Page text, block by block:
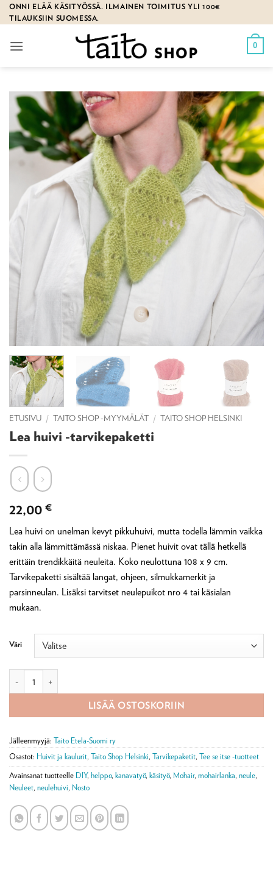
Skip
to
ONNI ELÄÄ KÄSITYÖSSÄ. ILMAINEN TOIMITUS YLI 100€
TILAUKSIIN SUOMESSA.
0
ETUSIVU / TAITO SHOP -MYYMÄLÄT / TAITO SHOP HELSINKI
Lea huivi -tarvikepaketti
22,00 €
Lea huivi on unelman kevyt pikkuhuivi, mutta todella lämmin vaikka
takin alla lämmittämässä niskaa. Pienet huivit ovat tällä hetkellä
erittäin trendikkäitä neuleita. Koko neulottuna 108 x 9 cm.
Tarvikepaketti sisältää langat, ohjeen, silmukkamerkit ja
parsinneulan. Lisäksi tarvitset neulepuikot nro 4 tai käsialan
mukaan.
Väri
LISÄÄ OSTOSKORIIN
Jälleenmyyjä: Taito Etela-Suomi ry
Osastot: Huivit ja kaulurit, Taito Shop Helsinki, Tarvikepaketit, Tee se itse -tuotteet
Avainsanat tuotteelle DIY, helppo, kanavatyö, käsityö, Mohair, mohairlanka, neule,
Neuleet, neulehuivi, Nosto